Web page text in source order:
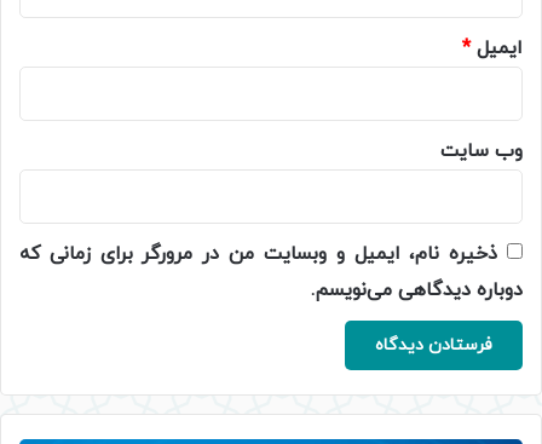
ایمیل*
وب‌ سایت
ذخیره نام، ایمیل و وبسایت من در مرورگر برای زمانی که
دوباره دیدگاهی می‌نویسم.